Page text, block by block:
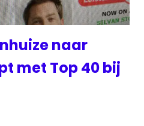
naar
met Top 40 bij